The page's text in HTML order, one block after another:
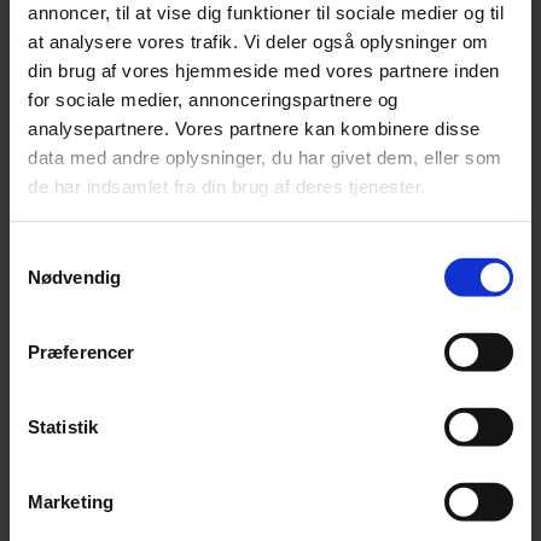
annoncer, til at vise dig funktioner til sociale medier og til
at analysere vores trafik. Vi deler også oplysninger om
din brug af vores hjemmeside med vores partnere inden
for sociale medier, annonceringspartnere og
analysepartnere. Vores partnere kan kombinere disse
data med andre oplysninger, du har givet dem, eller som
de har indsamlet fra din brug af deres tjenester.
Nødvendig
Præferencer
Statistik
Marketing
Vejledning om drift af virksomhed i Danmark
Strukturelle forhold
Overførsel af overskud m.v. til udenlandsk
Internationale skattemæssige forhold
Eventuel omdannelse af filial til selskab,
Vejledning i bogholderi og regnskabsførelse,
Vejledning om praktiske forhold ved
årsrapport
øvrigt